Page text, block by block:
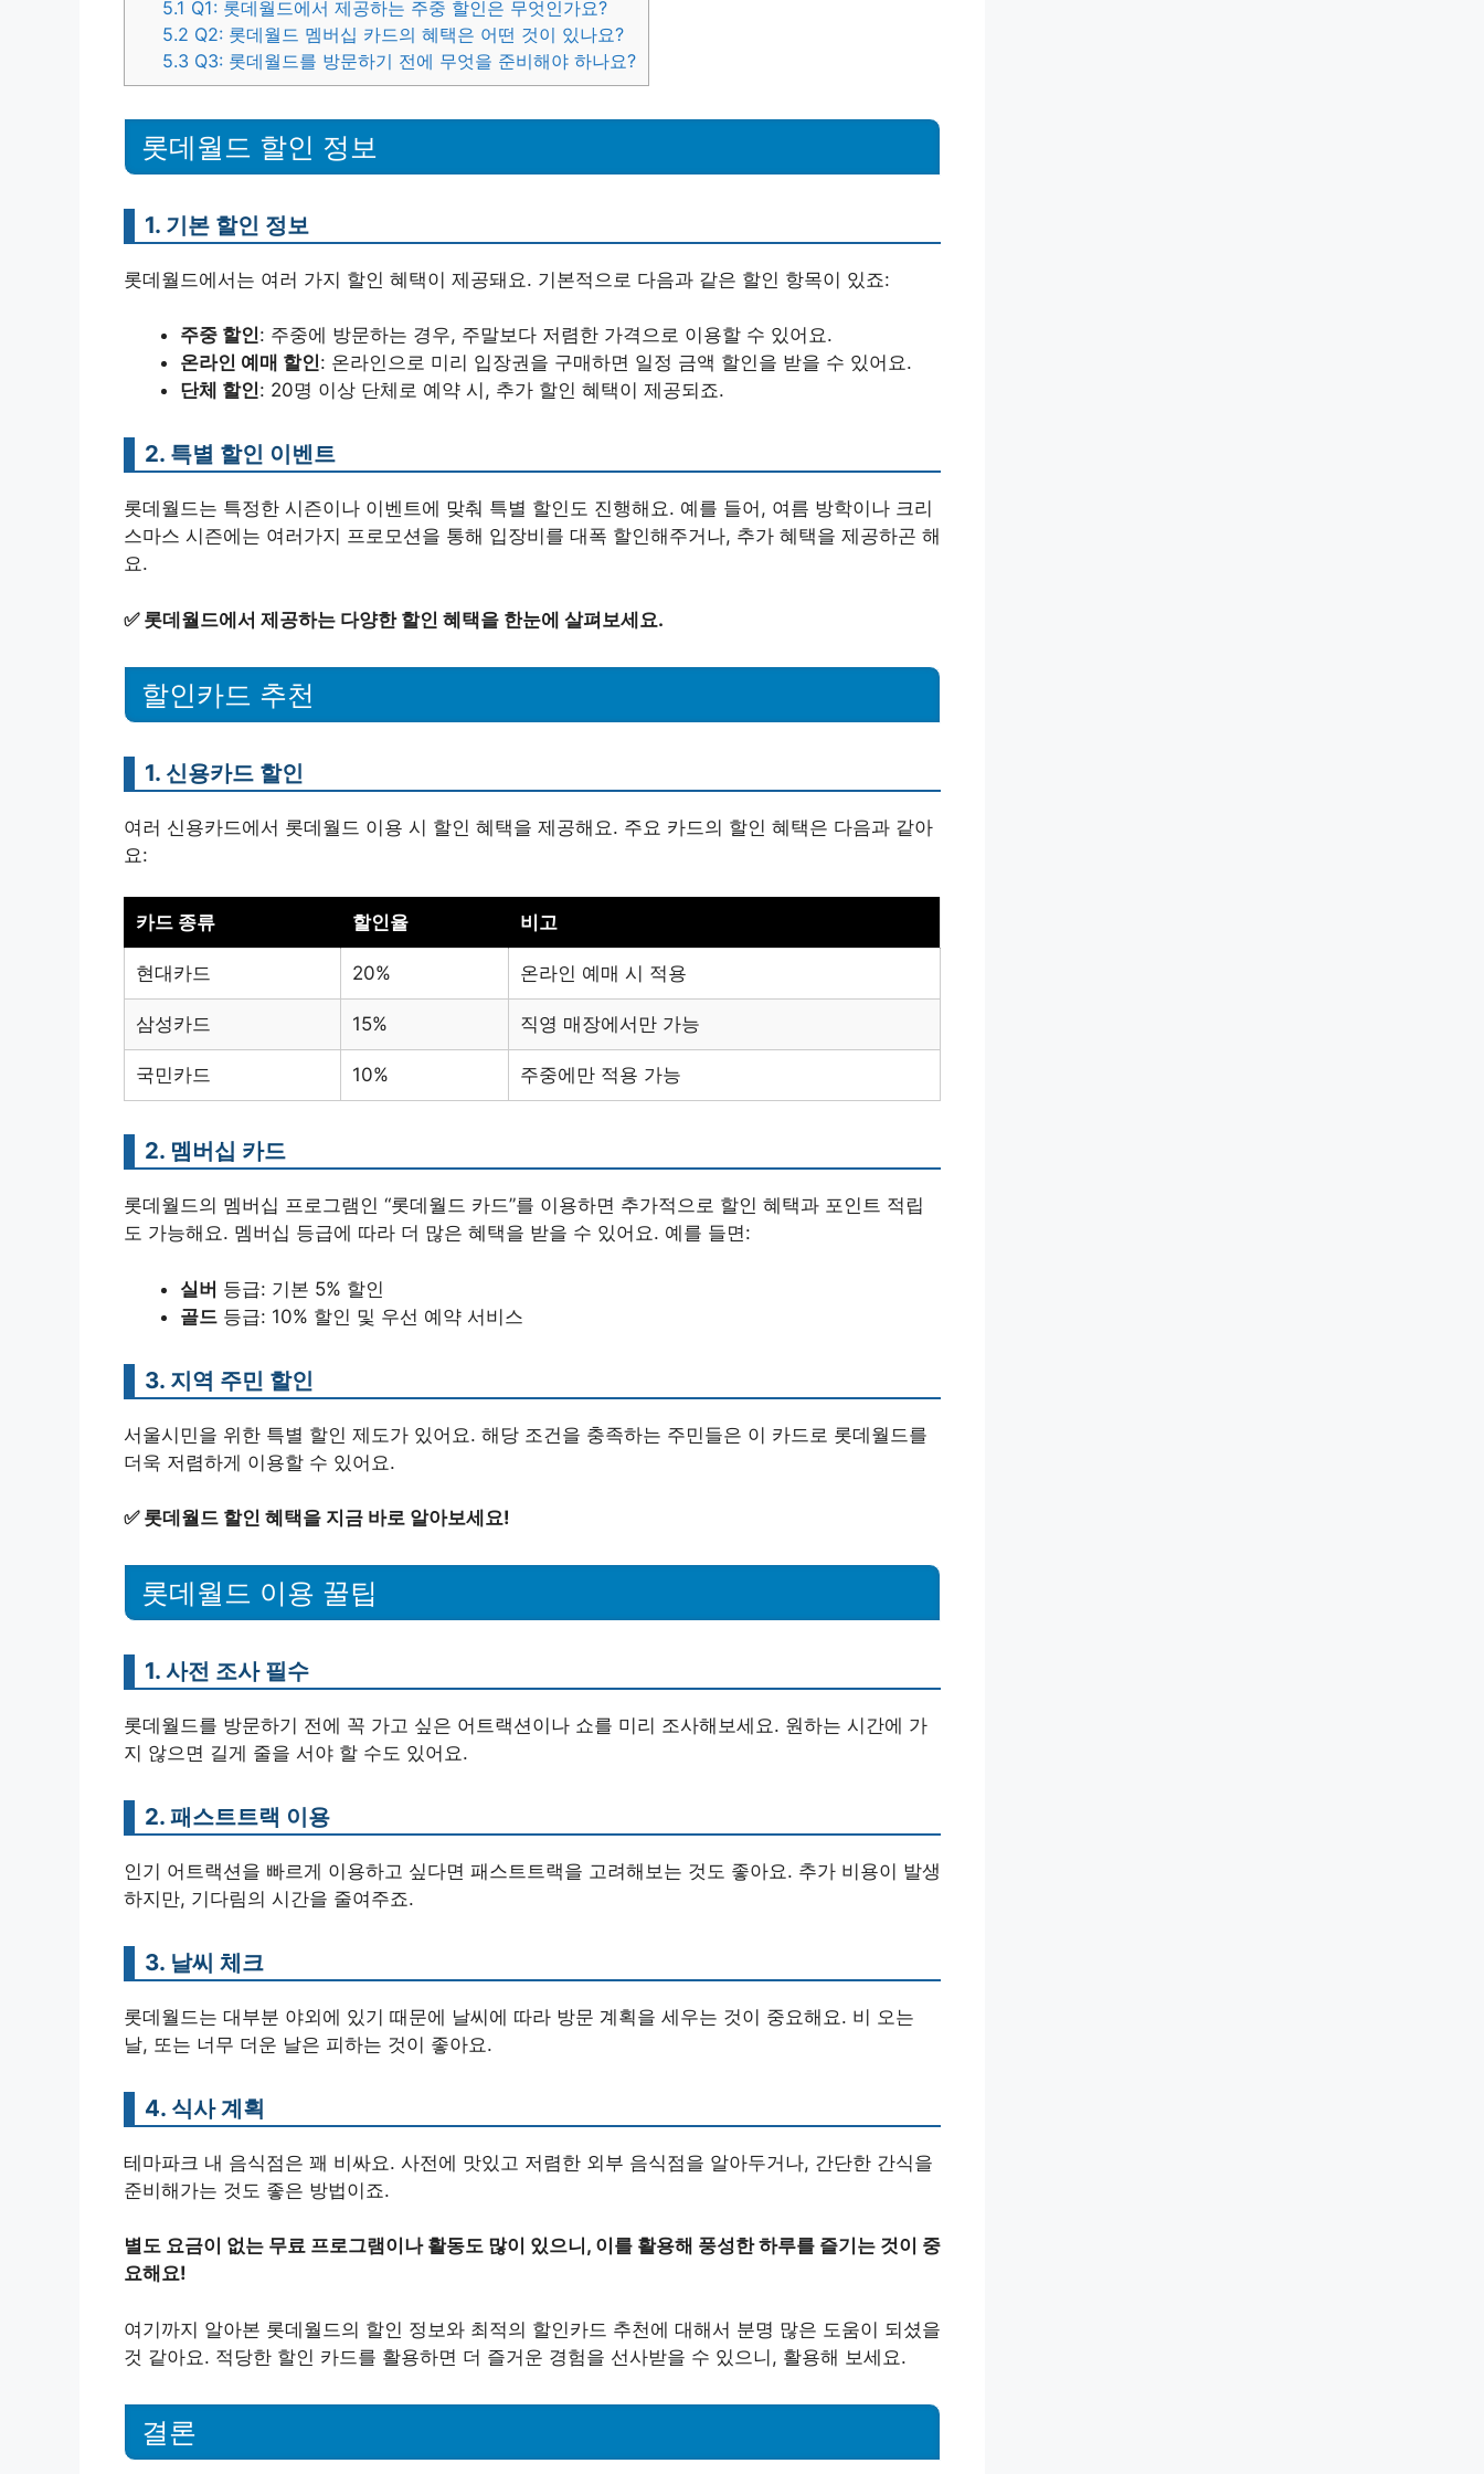
5.1 Q1: 롯데월드에서 제공하는 주중 할인은 무엇인가요?
5.2 Q2: 롯데월드 멤버십 카드의 혜택은 어떤 것이 있나요?
5.3 Q3: 롯데월드를 방문하기 전에 무엇을 준비해야 하나요?
롯데월드 할인 정보
1. 기본 할인 정보
롯데월드에서는 여러 가지 할인 혜택이 제공돼요. 기본적으로 다음과 같은 할인 항목이 있죠:
주중 할인: 주중에 방문하는 경우, 주말보다 저렴한 가격으로 이용할 수 있어요.
온라인 예매 할인: 온라인으로 미리 입장권을 구매하면 일정 금액 할인을 받을 수 있어요.
단체 할인: 20명 이상 단체로 예약 시, 추가 할인 혜택이 제공되죠.
2. 특별 할인 이벤트
롯데월드는 특정한 시즌이나 이벤트에 맞춰 특별 할인도 진행해요. 예를 들어, 여름 방학이나 크리
스마스 시즌에는 여러가지 프로모션을 통해 입장비를 대폭 할인해주거나, 추가 혜택을 제공하곤 해
요.
✅ 롯데월드에서 제공하는 다양한 할인 혜택을 한눈에 살펴보세요.
할인카드 추천
1. 신용카드 할인
여러 신용카드에서 롯데월드 이용 시 할인 혜택을 제공해요. 주요 카드의 할인 혜택은 다음과 같아
요:
카드 종류 할인율 비고
현대카드 20% 온라인 예매 시 적용
삼성카드 15% 직영 매장에서만 가능
국민카드 10% 주중에만 적용 가능
2. 멤버십 카드
롯데월드의 멤버십 프로그램인 “롯데월드 카드”를 이용하면 추가적으로 할인 혜택과 포인트 적립
도 가능해요. 멤버십 등급에 따라 더 많은 혜택을 받을 수 있어요. 예를 들면:
실버 등급: 기본 5% 할인
골드 등급: 10% 할인 및 우선 예약 서비스
3. 지역 주민 할인
서울시민을 위한 특별 할인 제도가 있어요. 해당 조건을 충족하는 주민들은 이 카드로 롯데월드를
더욱 저렴하게 이용할 수 있어요.
✅ 롯데월드 할인 혜택을 지금 바로 알아보세요!
롯데월드 이용 꿀팁
1. 사전 조사 필수
롯데월드를 방문하기 전에 꼭 가고 싶은 어트랙션이나 쇼를 미리 조사해보세요. 원하는 시간에 가
지 않으면 길게 줄을 서야 할 수도 있어요.
2. 패스트트랙 이용
인기 어트랙션을 빠르게 이용하고 싶다면 패스트트랙을 고려해보는 것도 좋아요. 추가 비용이 발생
하지만, 기다림의 시간을 줄여주죠.
3. 날씨 체크
롯데월드는 대부분 야외에 있기 때문에 날씨에 따라 방문 계획을 세우는 것이 중요해요. 비 오는
날, 또는 너무 더운 날은 피하는 것이 좋아요.
4. 식사 계획
테마파크 내 음식점은 꽤 비싸요. 사전에 맛있고 저렴한 외부 음식점을 알아두거나, 간단한 간식을
준비해가는 것도 좋은 방법이죠.
별도 요금이 없는 무료 프로그램이나 활동도 많이 있으니, 이를 활용해 풍성한 하루를 즐기는 것이 중
요해요!
여기까지 알아본 롯데월드의 할인 정보와 최적의 할인카드 추천에 대해서 분명 많은 도움이 되셨을
것 같아요. 적당한 할인 카드를 활용하면 더 즐거운 경험을 선사받을 수 있으니, 활용해 보세요.
결론